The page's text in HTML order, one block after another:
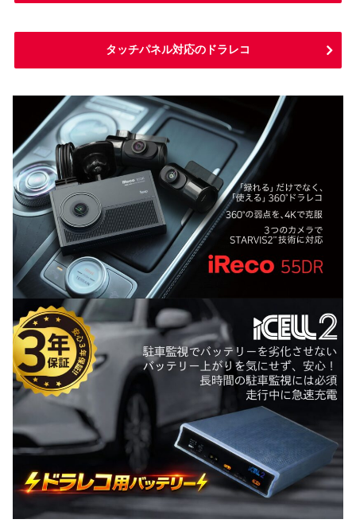
タッチパネル対応のドラレコ